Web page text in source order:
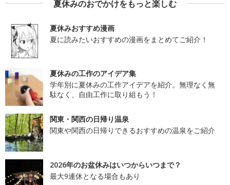
夏休みのおでかけをもっと楽しむ
夏休みおすすめ漫画
夏に読みたいおすすめの漫画をまとめてご紹介！
夏休みの工作のアイデア集
学年別に夏休みの工作アイデアを紹介。無理なく無
駄なく、自由工作に取り組もう！
関東・関西の日帰り温泉
関東や関西の日帰りできるおすすめの温泉をご紹介
2026年のお盆休みはいつからいつまで？
最大9連休となる場合もあり